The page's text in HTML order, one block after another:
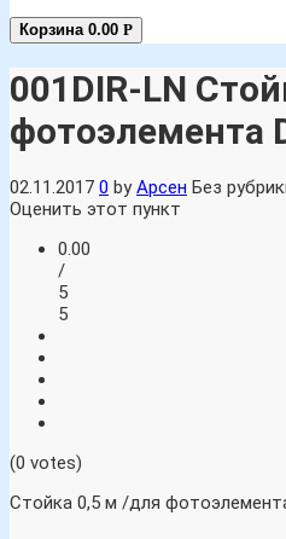
Корзина 0.00 Р
001DIR-LN
фотоэлемента
02.11.2017 0 byАрсен Без
Оценить этот пункт
0.00
/
5
5
(0 votes)
Стойка 0,5 м /для